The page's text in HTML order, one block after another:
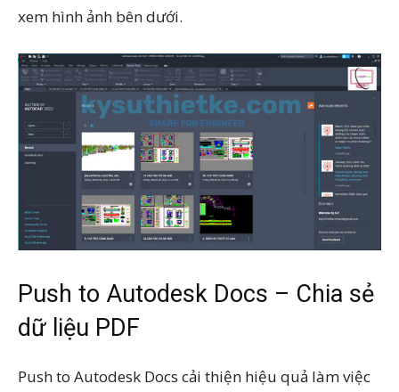
xem hình ảnh bên dưới.
Push to Autodesk Docs – Chia sẻ
dữ liệu PDF
Push to Autodesk Docs cải thiện hiệu quả làm việc